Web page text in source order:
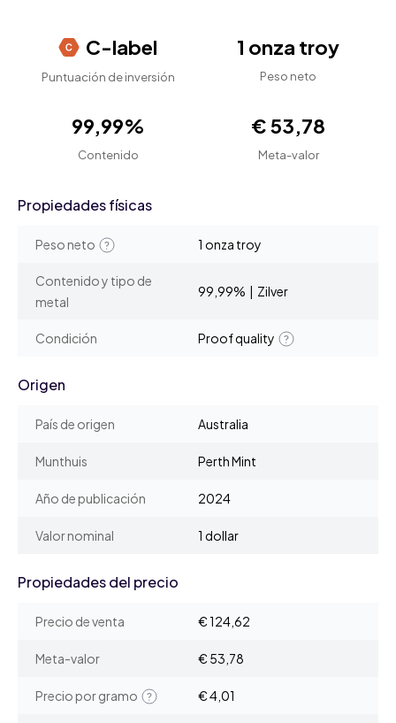
C-label
Puntuación de inversión
1 onza troy
Peso neto
99,99%
Contenido
€ 53,78
Meta-valor
Propiedades físicas
Peso neto 1 onza troy
Contenido y tipo de
metal
99,99% | Zilver
Condición Proof quality
Origen
País de origen Australia
Munthuis Perth Mint
Año de publicación 2024
Valor nominal 1 dollar
Propiedades del precio
Precio de venta € 124,62
Meta-valor € 53,78
Precio por gramo € 4,01